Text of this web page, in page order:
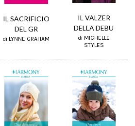
IL SACRIFICIO
DEL GR
di LYNNE GRAHAM
IL VALZER
DELLA DEBU
di MICHELLE
STYLES